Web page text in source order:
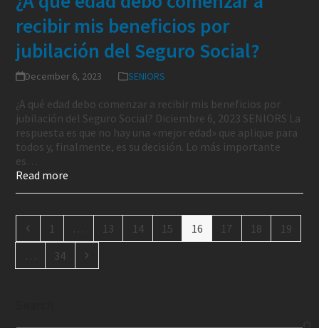
recibir mis beneficios por
jubilación del Seguro Social?
December 6, 2023 SENIORS
¿A qué edad debo comenzar a recibir mis beneficios por
jubilación del Seguro Social? Diciembre 6, 2023 SENIORS La
respuesta es que no hay una «mejor edad» que aplique para
todos y, finalmente, es su decisión. Lo más importante
es…
Read more
1 … 13 14 15 16 17 18
19
…
34